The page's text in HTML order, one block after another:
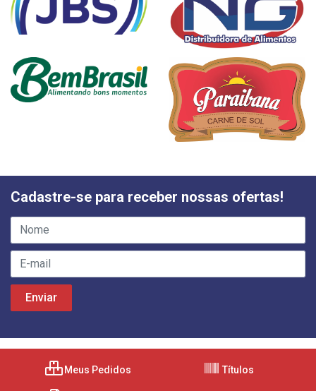
Cadastre-se para receber nossas ofertas!
Meus Pedidos Títulos